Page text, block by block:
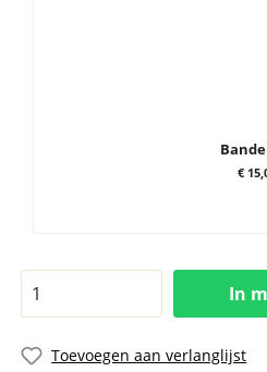
€
In
Toevoegen aan verlanglijst